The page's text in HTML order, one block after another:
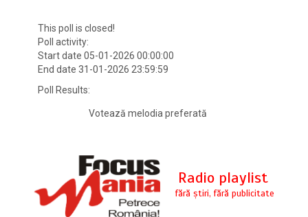
This poll is closed!
Poll activity:
Start date 05-01-2026 00:00:00
End date 31-01-2026 23:59:59
Poll Results:
Votează melodia preferată